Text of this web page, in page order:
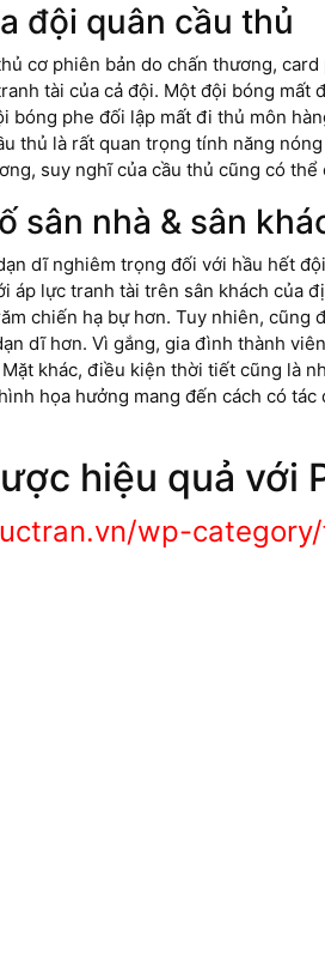
đội quân cầu thủ
cơ phiên bản do chấn thương,
tài của cả đội. Một đội bóng
bóng phe đối lập mất đi thủ môn
thủ là rất quan trọng tính năng
suy nghĩ của cầu thủ cũng có
sân nhà & sân
dĩ nghiêm trọng đối với hầu hết
áp lực tranh tài trên sân khách của
chiến hạ bự hơn. Tuy nhiên,
dĩ hơn. Vì gắng, gia đình thành
Mặt khác, điều kiện thời tiết cũng là
họa hưởng mang đến cách có
hiệu quả với
wp-